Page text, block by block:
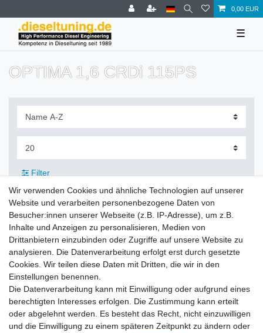
0,00 EUR
☰
OPTIMA 1,6 CRDi 115PS
Filter
Zahlung und Versand
Daten­schutz­erklärung
Barrierefreiheitserklärung Widerrufs­recht
Wir verwenden Cookies und ähnliche Technologien auf unserer
Website und verarbeiten personenbezogene Daten von
Besucher:innen unserer Webseite (z.B. IP-Adresse), um z.B.
Inhalte und Anzeigen zu personalisieren, Medien von
Drittanbietern einzubinden oder Zugriffe auf unsere Website zu
analysieren. Die Datenverarbeitung erfolgt erst durch gesetzte
Cookies. Wir teilen diese Daten mit Dritten, die wir in den
Einstellungen benennen.
Die Datenverarbeitung kann mit Einwilligung oder aufgrund eines
berechtigten Interesses erfolgen. Die Zustimmung kann erteilt
oder abgelehnt werden. Es besteht das Recht, nicht einzuwilligen
und die Einwilligung zu einem späteren Zeitpunkt zu ändern oder